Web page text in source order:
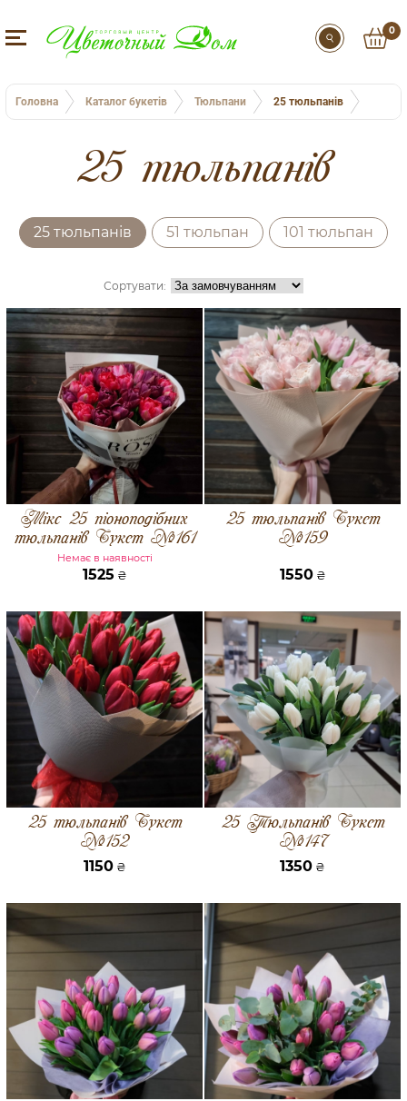
0
Головна Каталог букетів Тюльпани 25 тюльпанів
25 тюльпанів
25 тюльпанів 51 тюльпан 101 тюльпан
Сортувати:
Мікс 25 піоноподібних
тюльпанів Букет №161
Немає в наявності
1525 ₴
25 тюльпанів Букет
№159
1550₴
25 тюльпанів Букет
№152
1150₴
25 Тюльпанів Букет
№147
1350 ₴